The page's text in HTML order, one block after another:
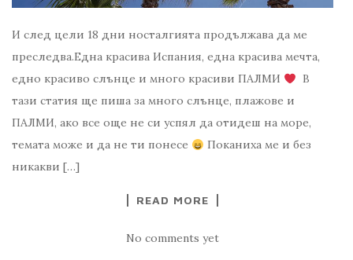
И след цели 18 дни носталгията продължава да ме
преследва.Една красива Испания, една красива мечта,
едно красиво слънце и много красиви ПАЛМИ
В
тази статия ще пиша за много слънце, плажове и
ПАЛМИ, ако все още не си успял да отидеш на море,
темата може и да не ти понесе
Поканиха ме и без
никакви […]
READ MORE
No comments yet